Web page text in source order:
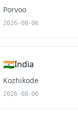
Porvoo
2026-08-06
🇮🇳India
Kozhikode
2026-08-06